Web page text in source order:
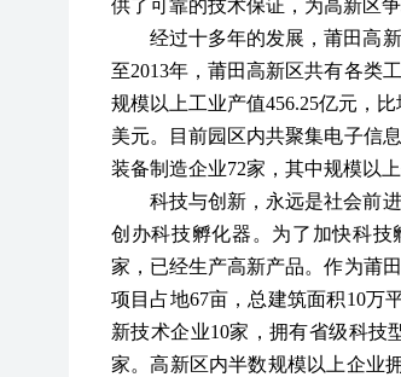
供了可靠的技术保证，为高新区
经过十多年的发展，莆田高
至2013年，莆田高新区共有各类
规模以上工业产值456.25亿元，
美元。目前园区内共聚集电子信
装备制造企业72家，其中规模以
科技与创新，永远是社会前
创办科技孵化器。为了加快科
家，已经生产高新产品。作为莆
项目占地67亩，总建筑面积10万
新技术企业10家，拥有省级科技
家。高新区内半数规模以上企业